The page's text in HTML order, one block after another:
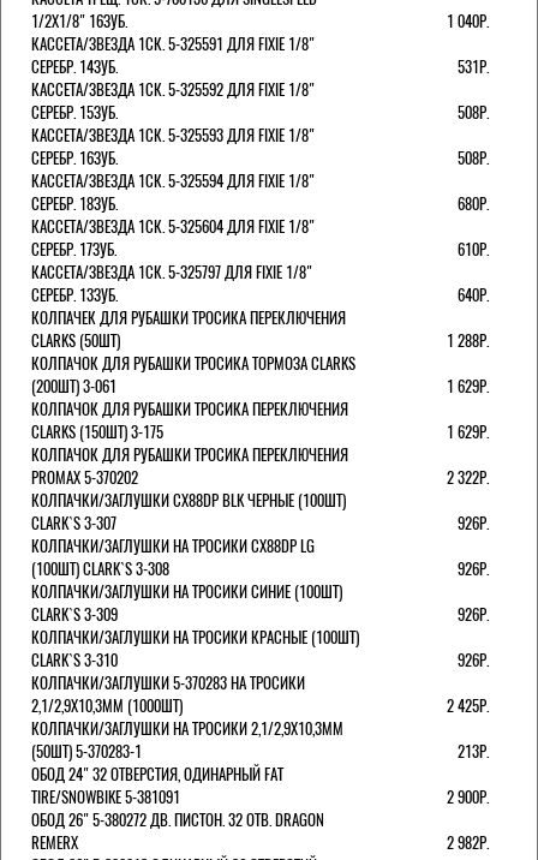
1/2X1/8" 16ЗУБ.
1 040Р.
КАССЕТА/ЗВЕЗДА 1СК. 5-325591 ДЛЯ FIXIE 1/8"
СЕРЕБР. 14ЗУБ.
531Р.
КАССЕТА/ЗВЕЗДА 1СК. 5-325592 ДЛЯ FIXIE 1/8"
СЕРЕБР. 15ЗУБ.
508Р.
КАССЕТА/ЗВЕЗДА 1СК. 5-325593 ДЛЯ FIXIE 1/8"
СЕРЕБР. 16ЗУБ.
508Р.
КАССЕТА/ЗВЕЗДА 1СК. 5-325594 ДЛЯ FIXIE 1/8"
СЕРЕБР. 18ЗУБ.
680Р.
КАССЕТА/ЗВЕЗДА 1СК. 5-325604 ДЛЯ FIXIE 1/8"
СЕРЕБР. 17ЗУБ.
610Р.
КАССЕТА/ЗВЕЗДА 1СК. 5-325797 ДЛЯ FIXIE 1/8"
СЕРЕБР. 13ЗУБ.
640Р.
КОЛПАЧЕК ДЛЯ РУБАШКИ ТРОСИКА ПЕРЕКЛЮЧЕНИЯ
CLARKS (50ШТ)
1 288Р.
КОЛПАЧОК ДЛЯ РУБАШКИ ТРОСИКА ТОРМОЗА CLARKS
(200ШТ) 3-061
1 629Р.
КОЛПАЧОК ДЛЯ РУБАШКИ ТРОСИКА ПЕРЕКЛЮЧЕНИЯ
CLARKS (150ШТ) 3-175
1 629Р.
КОЛПАЧОК ДЛЯ РУБАШКИ ТРОСИКА ПЕРЕКЛЮЧЕНИЯ
PROMAX 5-370202
2 322Р.
КОЛПАЧКИ/3АГЛУШКИ CX88DP BLK ЧЕРНЫЕ (100ШТ)
CLARK`S 3-307
926Р.
КОЛПАЧКИ/3АГЛУШКИ НА ТРОСИКИ CX88DP LG
(100ШТ) CLARK`S 3-308
926Р.
КОЛПАЧКИ/3АГЛУШКИ НА ТРОСИКИ СИНИЕ (100ШТ)
CLARK`S 3-309
926Р.
КОЛПАЧКИ/3АГЛУШКИ НА ТРОСИКИ КРАСНЫЕ (100ШТ)
CLARK`S 3-310
926Р.
КОЛПАЧКИ/3АГЛУШКИ 5-370283 НА ТРОСИКИ
2,1/2,9Х10,3ММ (1000ШТ)
2 425Р.
КОЛПАЧКИ/3АГЛУШКИ НА ТРОСИКИ 2,1/2,9Х10,3ММ
(50ШТ) 5-370283-1
213Р.
ОБОД 24" 32 ОТВЕРСТИЯ, ОДИНАРНЫЙ FAT
TIRE/SNOWBIKE 5-381091
2 900Р.
ОБОД 26" 5-380272 ДВ. ПИСТОН. 32 ОТВ. DRAGON
REMERX
2 982Р.